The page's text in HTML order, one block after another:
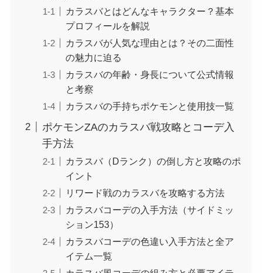
カラスバとはどんなキャラクター？基本
プロフィールを解説
カラスバが人気な理由とは？その二面性
の魅力に迫る
カラスバの年齢・身長について公式情報
と考察
カラスバの手持ちポケモンと使用技一覧
ポケモンZAのカラスバ戦攻略とコーデ入
手方法
カラスバ（Dランク）の倒し方と攻略のポ
イント
リワード戦のカラスバを攻略する方法
カラスバコーデの入手方法（サイドミッ
ション153）
カラスバコーデの色違い入手方法と全ア
イテム一覧